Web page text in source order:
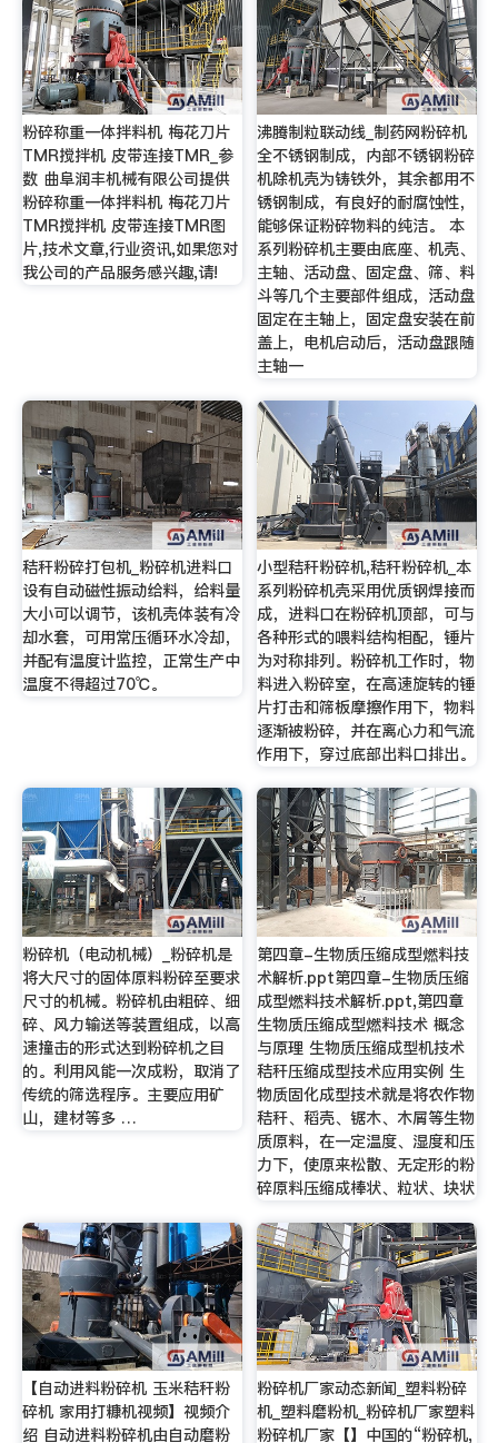
粉碎称重一体拌料机 梅花刀片
TMR搅拌机 皮带连接TMR_参
数 曲阜润丰机械有限公司提供
粉碎称重一体拌料机 梅花刀片
TMR搅拌机 皮带连接TMR图
片,技术文章,行业资讯,如果您对
我公司的产品服务感兴趣,请!
沸腾制粒联动线_制药网粉碎机
全不锈钢制成，内部不锈钢粉碎
机除机壳为铸铁外，其余都用不
锈钢制成，有良好的耐腐蚀性，
能够保证粉碎物料的纯洁。 本
系列粉碎机主要由底座、机壳、
主轴、活动盘、固定盘、筛、料
斗等几个主要部件组成，活动盘
固定在主轴上，固定盘安装在前
盖上，电机启动后，活动盘跟随
主轴一
秸秆粉碎打包机_粉碎机进料口
设有自动磁性振动给料，给料量
大小可以调节，该机壳体装有冷
却水套，可用常压循环水冷却，
并配有温度计监控，正常生产中
温度不得超过70℃。
小型秸秆粉碎机,秸秆粉碎机_本
系列粉碎机壳采用优质钢焊接而
成，进料口在粉碎机顶部，可与
各种形式的喂料结构相配，锤片
为对称排列。粉碎机工作时，物
料进入粉碎室，在高速旋转的锤
片打击和筛板摩擦作用下，物料
逐渐被粉碎，并在离心力和气流
作用下，穿过底部出料口排出。
粉碎机（电动机械）_粉碎机是
将大尺寸的固体原料粉碎至要求
尺寸的机械。粉碎机由粗碎、细
碎、风力输送等装置组成，以高
速撞击的形式达到粉碎机之目
的。利用风能一次成粉，取消了
传统的筛选程序。主要应用矿
山，建材等多 …
第四章-生物质压缩成型燃料技
术解析.ppt第四章-生物质压缩
成型燃料技术解析.ppt,第四章
生物质压缩成型燃料技术 概念
与原理 生物质压缩成型机技术
秸秆压缩成型技术应用实例 生
物质固化成型技术就是将农作物
秸秆、稻壳、锯木、木屑等生物
质原料，在一定温度、湿度和压
力下，使原来松散、无定形的粉
碎原料压缩成棒状、粒状、块状
【自动进料粉碎机 玉米秸秆粉
碎机 家用打糠机视频】视频介
绍 自动进料粉碎机由自动磨粉
粉碎机厂家动态新闻_塑料粉碎
机_塑料磨粉机_粉碎机厂家塑料
粉碎机厂家【】中国的“粉碎机,